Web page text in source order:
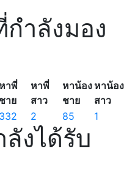
กำลังมอง
หาพี่
ชาย
หาพี่
สาว
หาน้อง
ชาย
หาน้อง
สาว
332 2 85 1
ลังได้รับ